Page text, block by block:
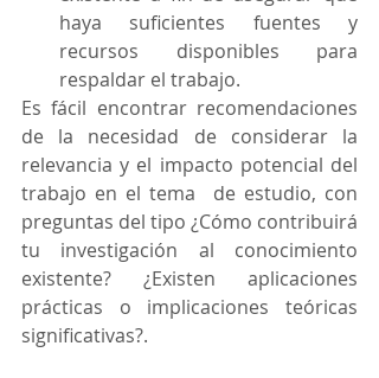
haya suficientes fuentes y
recursos disponibles para
respaldar el trabajo.
Es fácil encontrar recomendaciones
de la necesidad de considerar la
relevancia y el impacto potencial del
trabajo en el tema  de estudio, con
preguntas del tipo ¿Cómo contribuirá
tu investigación al conocimiento
existente? ¿Existen aplicaciones
prácticas o implicaciones teóricas
significativas?.